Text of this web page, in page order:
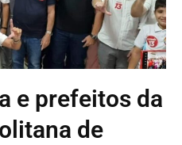
e prefeitos da
de